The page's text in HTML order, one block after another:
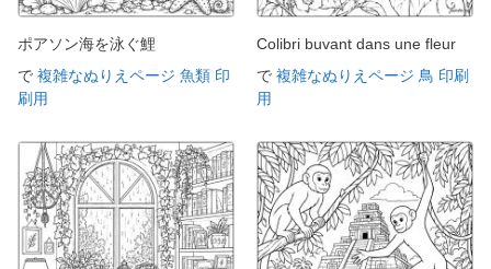
ポアソン海を泳ぐ鯉
で 複雑なぬりえページ 魚類 印
刷用
Colibri buvant dans une fleur
で 複雑なぬりえページ 鳥 印刷
用